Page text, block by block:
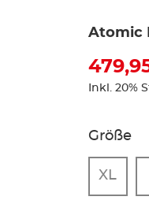
Atomic
Inkl. 20%
Größe
XL